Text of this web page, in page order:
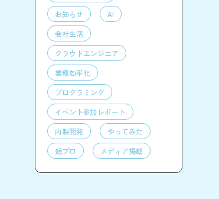
お知らせ
AI
会社生活
クラウドエンジニア
業務効率化
プログラミング
イベント参加レポート
内製開発
やってみた
競プロ
メディア掲載